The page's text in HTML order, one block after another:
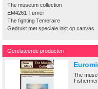
The museum collection
EM4261 Turner
The fighting Temeraire
Gedrukt met speciale inkt op canvas
Gerelateerde producten
The